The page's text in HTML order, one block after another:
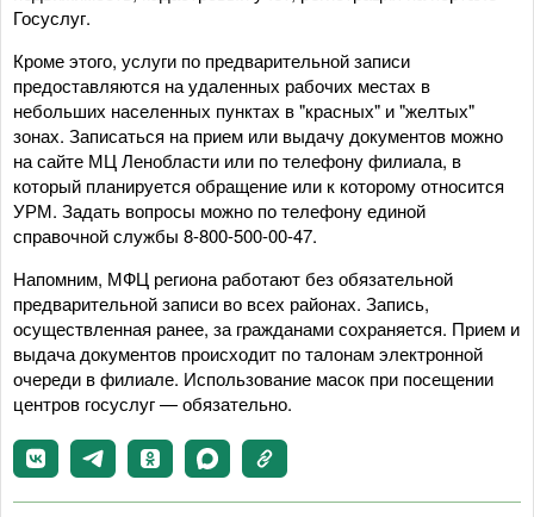
Госуслуг.
Кроме этого, услуги по предварительной записи
предоставляются на удаленных рабочих местах в
небольших населенных пунктах в "красных" и "желтых"
зонах. Записаться на прием или выдачу документов можно
на сайте МЦ Ленобласти или по телефону филиала, в
который планируется обращение или к которому относится
УРМ. Задать вопросы можно по телефону единой
справочной службы 8-800-500-00-47.
Напомним, МФЦ региона работают без обязательной
предварительной записи во всех районах. Запись,
осуществленная ранее, за гражданами сохраняется. Прием и
выдача документов происходит по талонам электронной
очереди в филиале. Использование масок при посещении
центров госуслуг — обязательно.